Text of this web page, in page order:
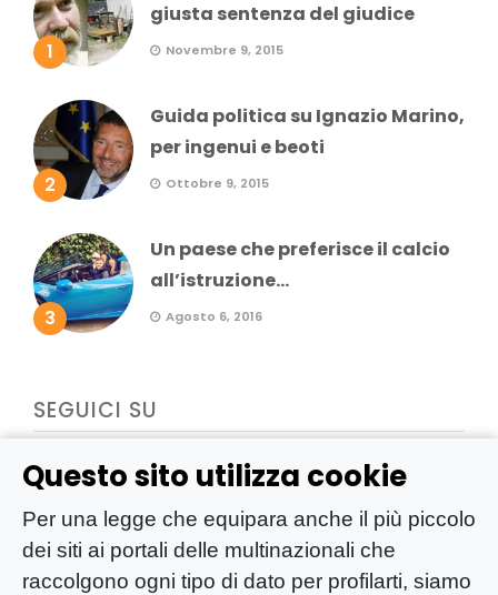
Questo sito utilizza cookie
Per una legge che equipara anche il più piccolo
dei siti ai portali delle multinazionali che
raccolgono ogni tipo di dato per profilarti, siamo
1
giusta sentenza del giudice
Novembre 9, 2015
2
Guida politica su Ignazio Marino,
per ingenui e beoti
Ottobre 9, 2015
3
Un paese che preferisce il calcio
all’istruzione...
Agosto 6, 2016
SEGUICI SU